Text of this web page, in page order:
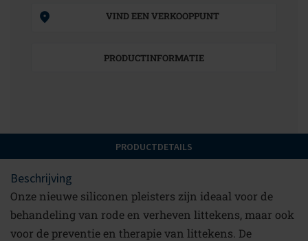
VIND EEN VERKOOPPUNT
PRODUCTINFORMATIE
PRODUCTDETAILS
Beschrijving
Onze nieuwe siliconen pleisters zijn ideaal voor de
behandeling van rode en verheven littekens, maar ook
voor de preventie en therapie van littekens. De